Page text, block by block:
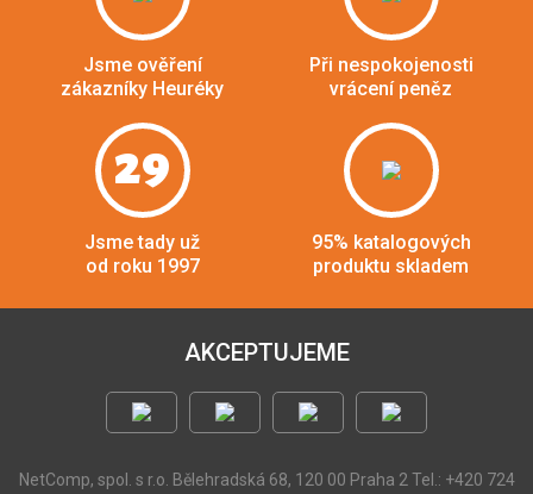
Jsme ověření
zákazníky Heuréky
Při nespokojenosti
vrácení peněz
29
Jsme tady už
od roku 1997
95% katalogových
produktu skladem
AKCEPTUJEME
NetComp, spol. s r.o. Bělehradská 68, 120 00 Praha 2 Tel.: +420 724